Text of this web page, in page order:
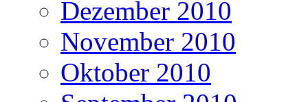
Dezember 2010
November 2010
Oktober 2010